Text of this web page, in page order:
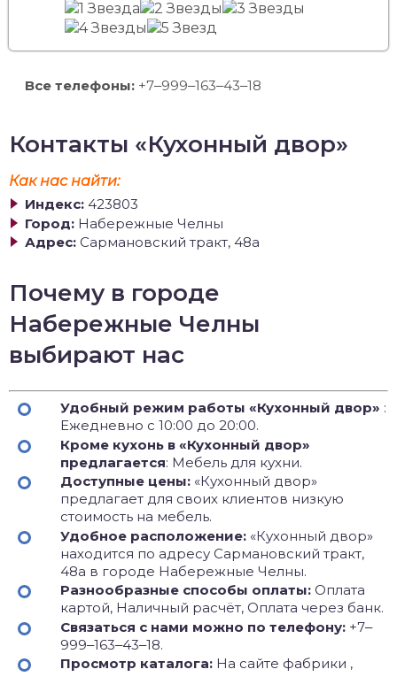
Все телефоны: +7‒999‒163‒43‒18
Контакты «Кухонный двор»
Как нас найти:
Индекс: 423803
Город: Набережные Челны
Адрес: Сармановский тракт, 48а
Почему в городе
Набережные Челны
выбирают нас
Удобный режим работы «Кухонный двор» :
Ежедневно с 10:00 до 20:00.
Кроме кухонь в «Кухонный двор»
предлагается: Мебель для кухни.
Доступные цены: «Кухонный двор»
предлагает для своих клиентов низкую
стоимость на мебель.
Удобное расположение: «Кухонный двор»
находится по адресу Сармановский тракт,
48а в городе Набережные Челны.
Разнообразные способы оплаты: Оплата
картой, Наличный расчёт, Оплата через банк.
Связаться с нами можно по телефону: +7‒
999‒163‒43‒18.
Просмотр каталога: На сайте фабрики ,